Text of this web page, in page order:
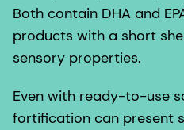
Even with ready-to-use
fortification can present
challenges; Vitamin D,
potency when exposed
This is where dsm-